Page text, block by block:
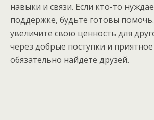
навыки и связи. Если кто-то
поддержке, будьте готовы
увеличите свою ценность для
через добрые поступки и
обязательно найдете друзей.